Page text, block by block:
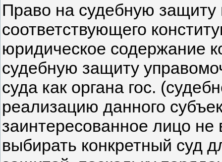
Право на судебную защиту
соответствующего
юридическое содержание
судебную защиту
суда как органа гос.
реализацию данного
заинтересованное лицо
выбирать конкретный суд